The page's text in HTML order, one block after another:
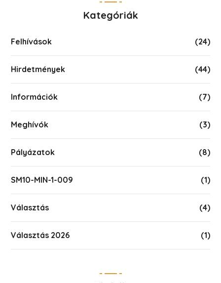
Kategóriák
Felhívások (24)
Hirdetmények (44)
Információk (7)
Meghívók (3)
Pályázatok (8)
SM10-MIN-1-009 (1)
Választás (4)
Választás 2026 (1)